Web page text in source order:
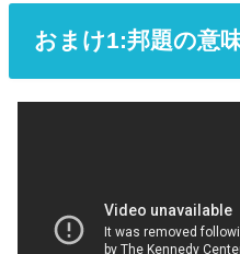
おまけ1:邦題の意